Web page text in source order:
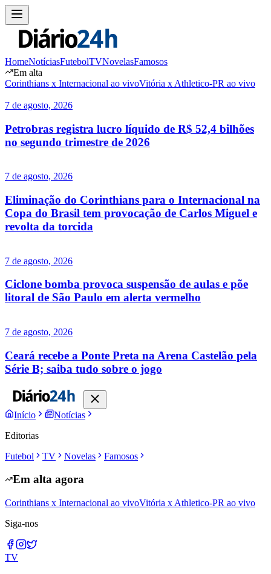
HomeNotíciasFutebolTVNovelasFamosos
Em alta
Corinthians x Internacional ao vivoVitória x Athletico-PR ao vivo
7 de agosto, 2026
Petrobras registra lucro líquido de R$ 52,4 bilhões
no segundo trimestre de 2026
7 de agosto, 2026
Eliminação do Corinthians para o Internacional na
Copa do Brasil tem provocação de Carlos Miguel e
revolta da torcida
7 de agosto, 2026
Ciclone bomba provoca suspensão de aulas e põe
litoral de São Paulo em alerta vermelho
7 de agosto, 2026
Ceará recebe a Ponte Preta na Arena Castelão pela
Série B; saiba tudo sobre o jogo
Início
Notícias
Editorias
Futebol
TV Novelas Famosos
Em alta agora
Corinthians x Internacional ao vivoVitória x Athletico-PR ao vivo
Siga-nos
TV